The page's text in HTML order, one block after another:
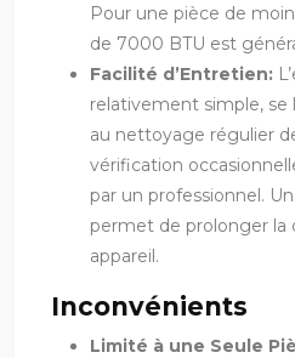
Pour une pièce de
de 7000 BTU est
Facilité d’Entretien:
relativement simple,
au nettoyage régulier
vérification
par un professionnel.
permet de prolonger la
appareil.
Inconvénients
Limité à une Seule